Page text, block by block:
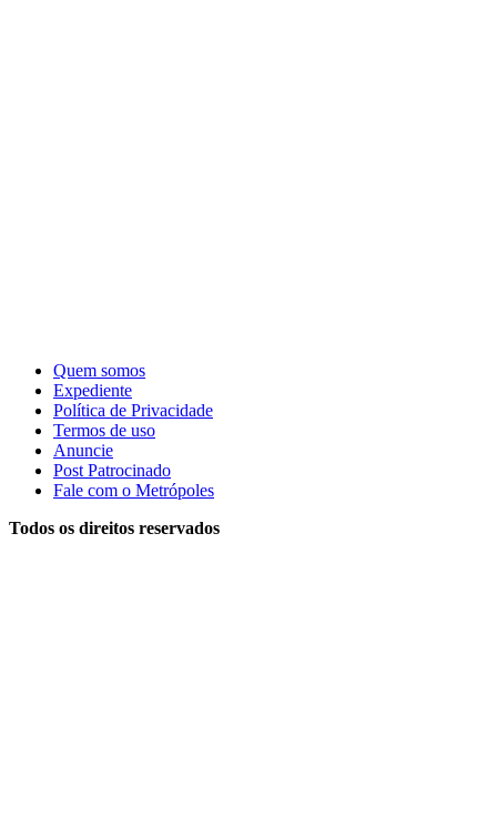
Quem somos
Expediente
Política de Privacidade
Termos de uso
Anuncie
Post Patrocinado
Fale com o Metrópoles
Todos os direitos reservados